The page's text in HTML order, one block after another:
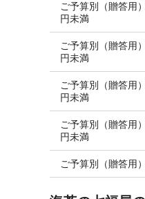
ご予算別（贈答用
円未満
ご予算別（贈答用
円未満
ご予算別（贈答用
円未満
ご予算別（贈答用
円未満
ご予算別（贈答用